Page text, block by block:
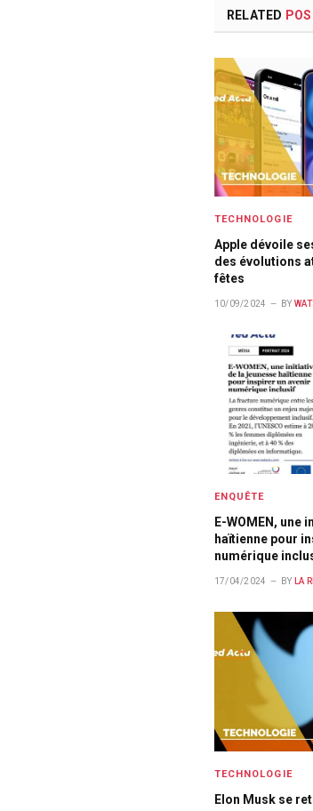
RELATED
TECHNOLOGIE
Apple dévoile
des évolutions
fêtes
10/09/2024 BY
ENQUÊTE
E-WOMEN, une
haïtienne pour
numérique
17/04/2024 BY LA
TECHNOLOGIE
Elon Musk se